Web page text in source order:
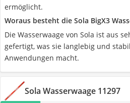
ermöglicht.
Woraus besteht die Sola BigX3
Die Wasserwaage von Sola ist aus
gefertigt, was sie langlebig und
Anwendungen macht.
Sola Wasserwaage 11297